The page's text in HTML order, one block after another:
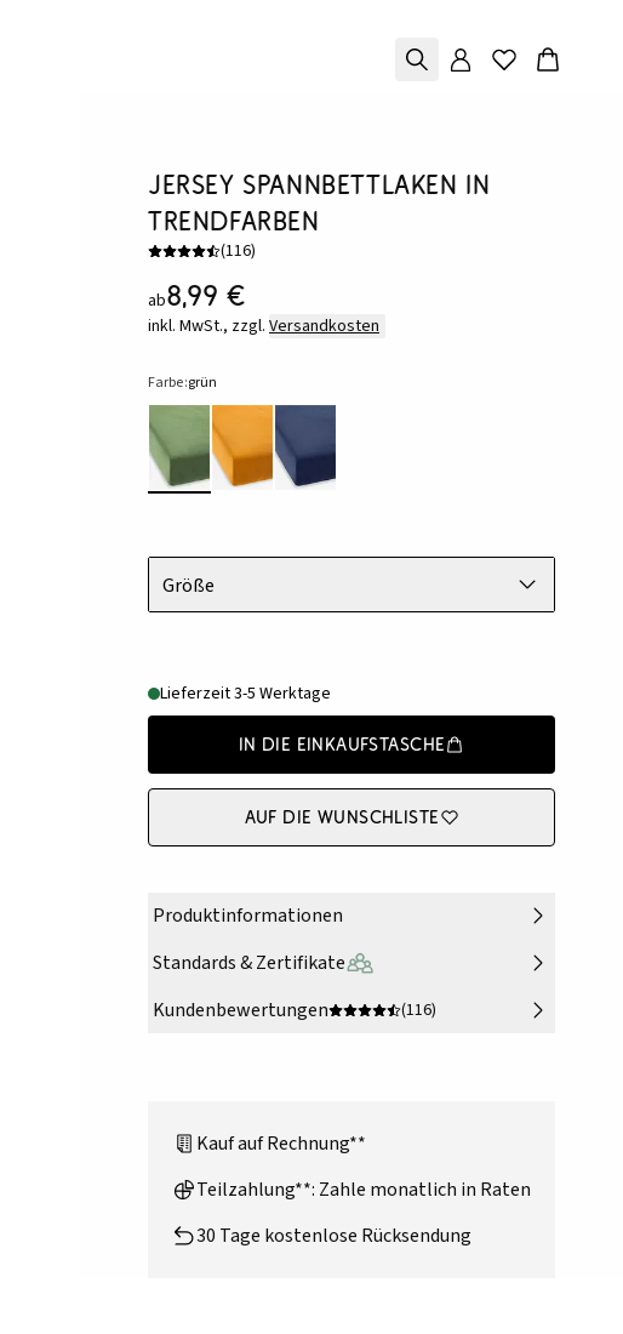
Jersey Spannbettlaken in
Trendfarben
(116)
ab8,99 €
inkl. MwSt., zzgl. Versandkosten
Farbe:grün
Größe
Lieferzeit 3-5 Werktage
In die Einkaufstasche
Auf die Wunschliste
Produktinformationen
Standards & Zertifikate
Kundenbewertungen
(116)
Kauf auf Rechnung**
Teilzahlung**: Zahle monatlich in Raten
30 Tage kostenlose Rücksendung